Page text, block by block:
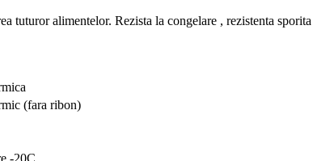
tuturor alimentelor. Rezista la congelare , rezistenta
(fara ribon)
-20C